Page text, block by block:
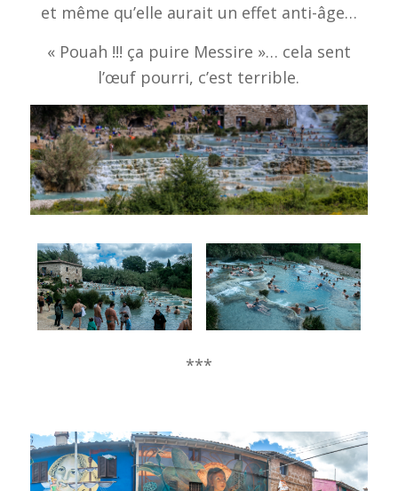
et même qu’elle aurait un effet anti-âge…
« Pouah !!! ça puire Messire »… cela sent
l’œuf pourri, c’est terrible.
***